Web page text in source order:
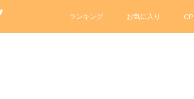
ランキング お気に入り CP